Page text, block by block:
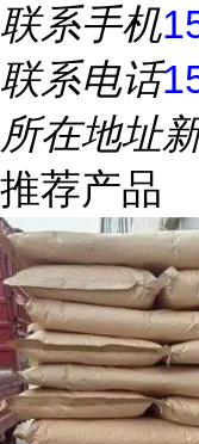
联系手机
联系电话
所在地址
推荐产品